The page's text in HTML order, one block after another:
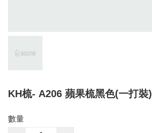
KH梳- A206 蘋果梳黑色(一打裝)
數量